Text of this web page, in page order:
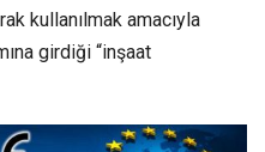
kullanılmak amacıyla
girdiği “inşaat